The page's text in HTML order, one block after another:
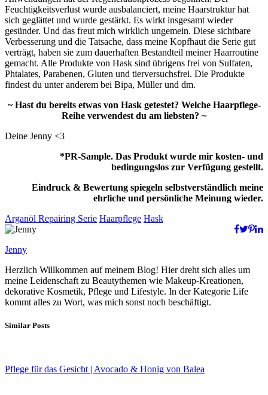
Feuchtigkeitsverlust wurde ausbalanciert, meine Haarstruktur hat
sich geglättet und wurde gestärkt. Es wirkt insgesamt wieder
gesünder. Und das freut mich wirklich ungemein. Diese sichtbare
Verbesserung und die Tatsache, dass meine Kopfhaut die Serie gut
verträgt, haben sie zum dauerhaften Bestandteil meiner Haarroutine
gemacht. Alle Produkte von Hask sind übrigens frei von Sulfaten,
Phtalates, Parabenen, Gluten und tierversuchsfrei. Die Produkte
findest du unter anderem bei Bipa, Müller und dm.
~ Hast du bereits etwas von Hask getestet? Welche Haarpflege-
Reihe verwendest du am liebsten? ~
Deine Jenny <3
*PR-Sample. Das Produkt wurde mir kosten- und
bedingungslos zur Verfügung gestellt.
Eindruck & Bewertung spiegeln selbstverständlich meine
ehrliche und persönliche Meinung wieder.
Arganöl Repairing Serie Haarpflege Hask
Jenny
Herzlich Willkommen auf meinem Blog! Hier dreht sich alles um
meine Leidenschaft zu Beautythemen wie Makeup-Kreationen,
dekorative Kosmetik, Pflege und Lifestyle. In der Kategorie Life
kommt alles zu Wort, was mich sonst noch beschäftigt.
Similar Posts
Pflege für das Gesicht | Avocado & Honig von Balea